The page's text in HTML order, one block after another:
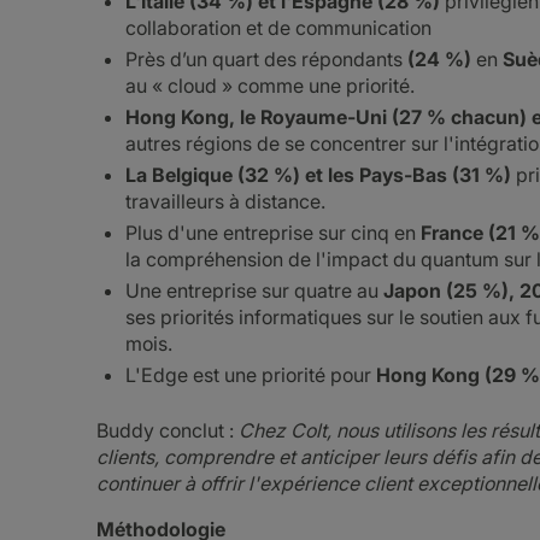
collaboration et de communication
Près d’un quart des répondants (24 %) en
au « cloud » comme une priorité.
Hong Kong, le Royaume-Uni (27 % chacun)
autres régions de se concentrer sur
La Belgique (32 %) et les Pays-Bas (31 %)
travailleurs à distance.
Plus d'une entreprise sur cinq en France (21
la compréhension de l'impact du quantum sur
Une entreprise sur quatre au Japon (25 %),
ses priorités informatiques sur le soutien aux
mois.
L'Edge est une priorité pour Hong Kong (29
Buddy conclut : Chez Colt, nous utilisons les
clients, comprendre et anticiper leurs défis afin
continuer à offrir l'expérience client
Méthodologie